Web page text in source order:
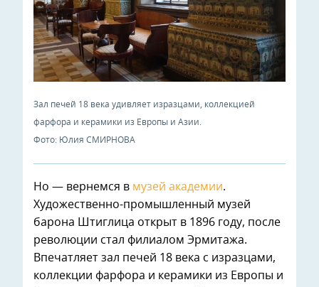
Зал печей 18 века удивляет изразцами, коллекцией
фарфора и керамики из Европы и Азии.
Фото: Юлия СМИРНОВА
Но — вернемся в музей академии.
Художественно-промышленный музей
барона Штиглица открыт в 1896 году, после
революции стал филиалом Эрмитажа.
Впечатляет зал печей 18 века с изразцами,
коллекции фарфора и керамики из Европы и